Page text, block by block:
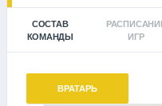
СОСТАВ
КОМАНДЫ
ИГР
ВРАТАРЬ